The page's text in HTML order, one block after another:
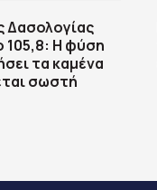
Δασολογίας
105,8: Η φύση
τα καμένα
σωστή